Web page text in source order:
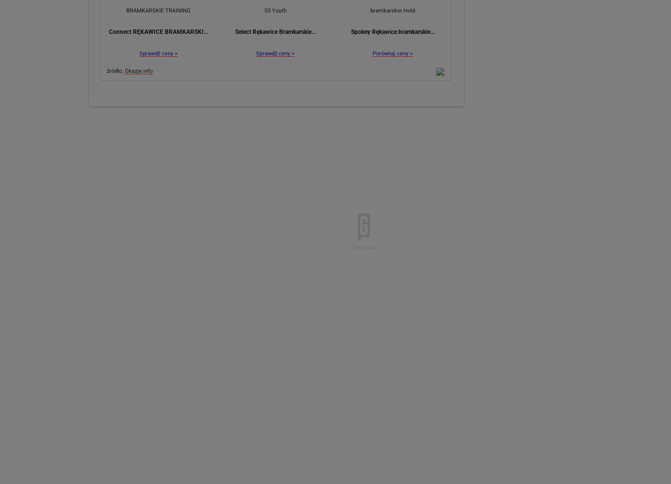
Connect RĘKAWICE BRAMKARSKI... Select Rękawice Bramkarskie... Spokey Rękawice bramkarskie...
Sprawdź ceny > Sprawdź ceny > Porównaj ceny >
źródło: Okazje.info